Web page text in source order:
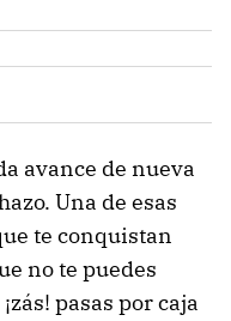
avance de nueva
Una de esas
te conquistan
no te puedes
pasas por caja